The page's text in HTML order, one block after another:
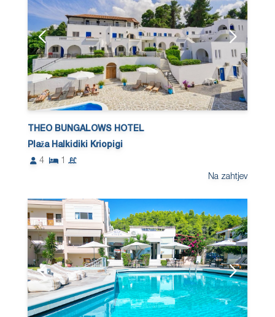
THEO BUNGALOWS HOTEL
Plaža Halkidiki Kriopigi
4
1
Na zahtjev